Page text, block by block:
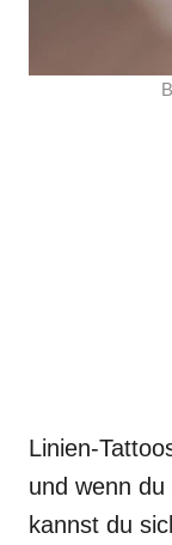
Linien-
und wenn
kannst du